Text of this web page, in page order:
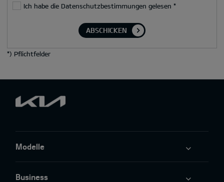
Ich habe die Datenschutzbestimmungen gelesen *
ABSCHICKEN
*) Pflichtfelder
Modelle
Business